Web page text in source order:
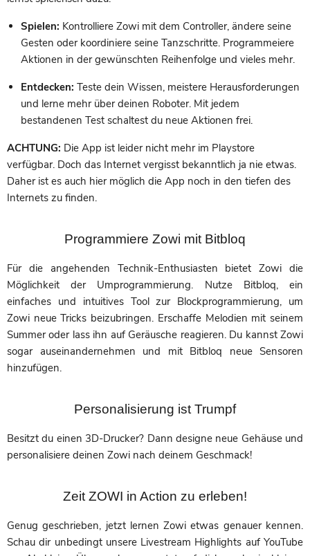
Spielen: Kontrolliere Zowi mit dem Controller, ändere seine
Gesten oder koordiniere seine Tanzschritte. Programmeiere
Aktionen in der gewünschten Reihenfolge und vieles mehr.
Entdecken: Teste dein Wissen, meistere Herausforderungen
und lerne mehr über deinen Roboter. Mit jedem
bestandenen Test schaltest du neue Aktionen frei.
ACHTUNG: Die App ist leider nicht mehr im Playstore
verfügbar. Doch das Internet vergisst bekanntlich ja nie etwas.
Daher ist es auch hier möglich die App noch in den tiefen des
Internets zu finden.
Programmiere Zowi mit Bitbloq
Für die angehenden Technik-Enthusiasten bietet Zowi die
Möglichkeit der Umprogrammierung. Nutze Bitbloq, ein
einfaches und intuitives Tool zur Blockprogrammierung, um
Zowi neue Tricks beizubringen. Erschaffe Melodien mit seinem
Summer oder lass ihn auf Geräusche reagieren. Du kannst Zowi
sogar auseinandernehmen und mit Bitbloq neue Sensoren
hinzufügen.
Personalisierung ist Trumpf
Besitzt du einen 3D-Drucker? Dann designe neue Gehäuse und
personalisiere deinen Zowi nach deinem Geschmack!
Zeit ZOWI in Action zu erleben!
Genug geschrieben, jetzt lernen Zowi etwas genauer kennen.
Schau dir unbedingt unsere Livestream Highlights auf YouTube